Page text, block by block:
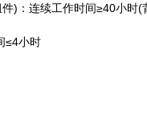
：连续工作时间≥40小时(
≤4小时